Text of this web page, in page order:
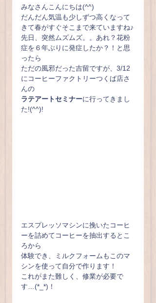
みなさんこんにちは(^^)
だんだん気温も少しずつ高くなって
きて春がすぐそこまで来ていますね♪
先日、突然ムズムズ。。あれ？花粉
症を６年ぶりに発症したか？！と思
ったら
ただの風邪だった吉留ですが、3/12
にコーヒーファクトリーつくば店さ
んの
ラテアートセミナーに行ってきまし
た!(^^)!
エスプレッソマシンに挽いたコーヒ
ーを詰めてコーヒーを抽出するとこ
ろから
体験でき、ミルクフォームもこのマ
シンを使って自分で作ります！
これがまた難しく、修業が必要で
す…(*_*)！